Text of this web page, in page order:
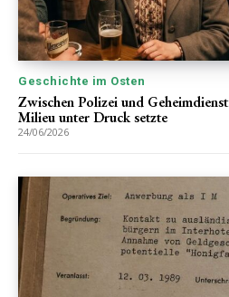
Geschichte im Osten
Zwischen Polizei und
Milieu unter Druck setzte
24/06/2026